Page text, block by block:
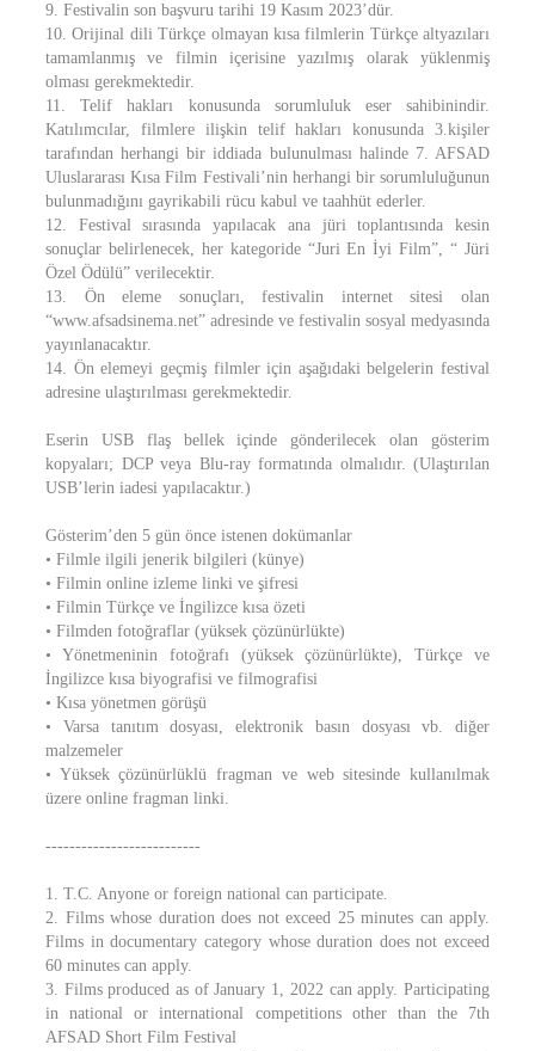
9. Festivalin son başvuru tarihi 19 Kasım 2023’dür.
10. Orijinal dili Türkçe olmayan kısa filmlerin Türkçe altyazıları
tamamlanmış ve filmin içerisine yazılmış olarak yüklenmiş
olması gerekmektedir.
11. Telif hakları konusunda sorumluluk eser sahibinindir.
Katılımcılar, filmlere ilişkin telif hakları konusunda 3.kişiler
tarafından herhangi bir iddiada bulunulması halinde 7. AFSAD
Uluslararası Kısa Film Festivali’nin herhangi bir sorumluluğunun
bulunmadığını gayrikabili rücu kabul ve taahhüt ederler.
12. Festival sırasında yapılacak ana jüri toplantısında kesin
sonuçlar belirlenecek, her kategoride “Juri En İyi Film”, “ Jüri
Özel Ödülü” verilecektir.
13. Ön eleme sonuçları, festivalin internet sitesi olan
“www.afsadsinema.net” adresinde ve festivalin sosyal medyasında
yayınlanacaktır.
14. Ön elemeyi geçmiş filmler için aşağıdaki belgelerin festival
adresine ulaştırılması gerekmektedir.
Eserin USB flaş bellek içinde gönderilecek olan gösterim
kopyaları; DCP veya Blu-ray formatında olmalıdır. (Ulaştırılan
USB’lerin iadesi yapılacaktır.)
Gösterim’den 5 gün önce istenen dokümanlar
• Filmle ilgili jenerik bilgileri (künye)
• Filmin online izleme linki ve şifresi
• Filmin Türkçe ve İngilizce kısa özeti
• Filmden fotoğraflar (yüksek çözünürlükte)
• Yönetmeninin fotoğrafı (yüksek çözünürlükte), Türkçe ve
İngilizce kısa biyografisi ve filmografisi
• Kısa yönetmen görüşü
• Varsa tanıtım dosyası, elektronik basın dosyası vb. diğer
malzemeler
• Yüksek çözünürlüklü fragman ve web sitesinde kullanılmak
üzere online fragman linki.
--------------------------
1. T.C. Anyone or foreign national can participate.
2. Films whose duration does not exceed 25 minutes can apply.
Films in documentary category whose duration does not exceed
60 minutes can apply.
3. Films produced as of January 1, 2022 can apply. Participating
in national or international competitions other than the 7th
AFSAD Short Film Festival